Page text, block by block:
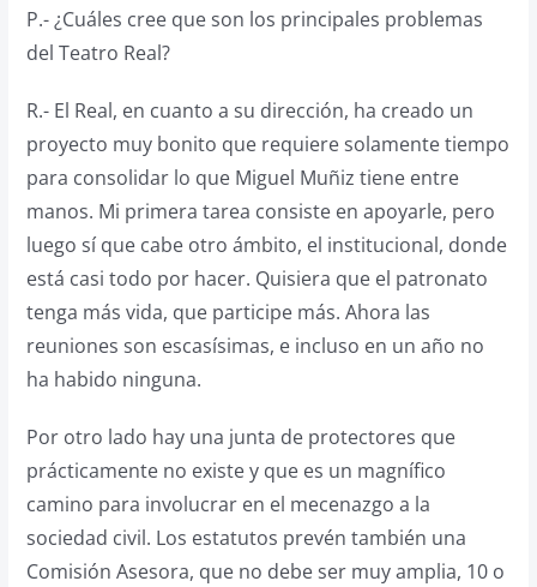
P.- ¿Cuáles cree que son los principales problemas
del Teatro Real?
R.- El Real, en cuanto a su dirección, ha creado un
proyecto muy bonito que requiere solamente tiempo
para consolidar lo que Miguel Muñiz tiene entre
manos. Mi primera tarea consiste en apoyarle, pero
luego sí que cabe otro ámbito, el institucional, donde
está casi todo por hacer. Quisiera que el patronato
tenga más vida, que participe más. Ahora las
reuniones son escasísimas, e incluso en un año no
ha habido ninguna.
Por otro lado hay una junta de protectores que
prácticamente no existe y que es un magnífico
camino para involucrar en el mecenazgo a la
sociedad civil. Los estatutos prevén también una
Comisión Asesora, que no debe ser muy amplia, 10 o